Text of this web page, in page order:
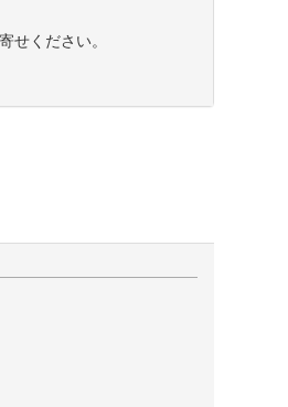
せください。